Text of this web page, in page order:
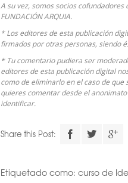
A su vez, somos socios cofundadores
FUNDACIÓN ARQUIA.
* Los editores de esta publicación
firmados por otras personas, siendo
* Tu comentario pudiera ser
editores de esta publicación digital
como de eliminarlo en el caso de
quieres comentar desde el
identificar.
Share this Post:
Etiquetado como: curso de